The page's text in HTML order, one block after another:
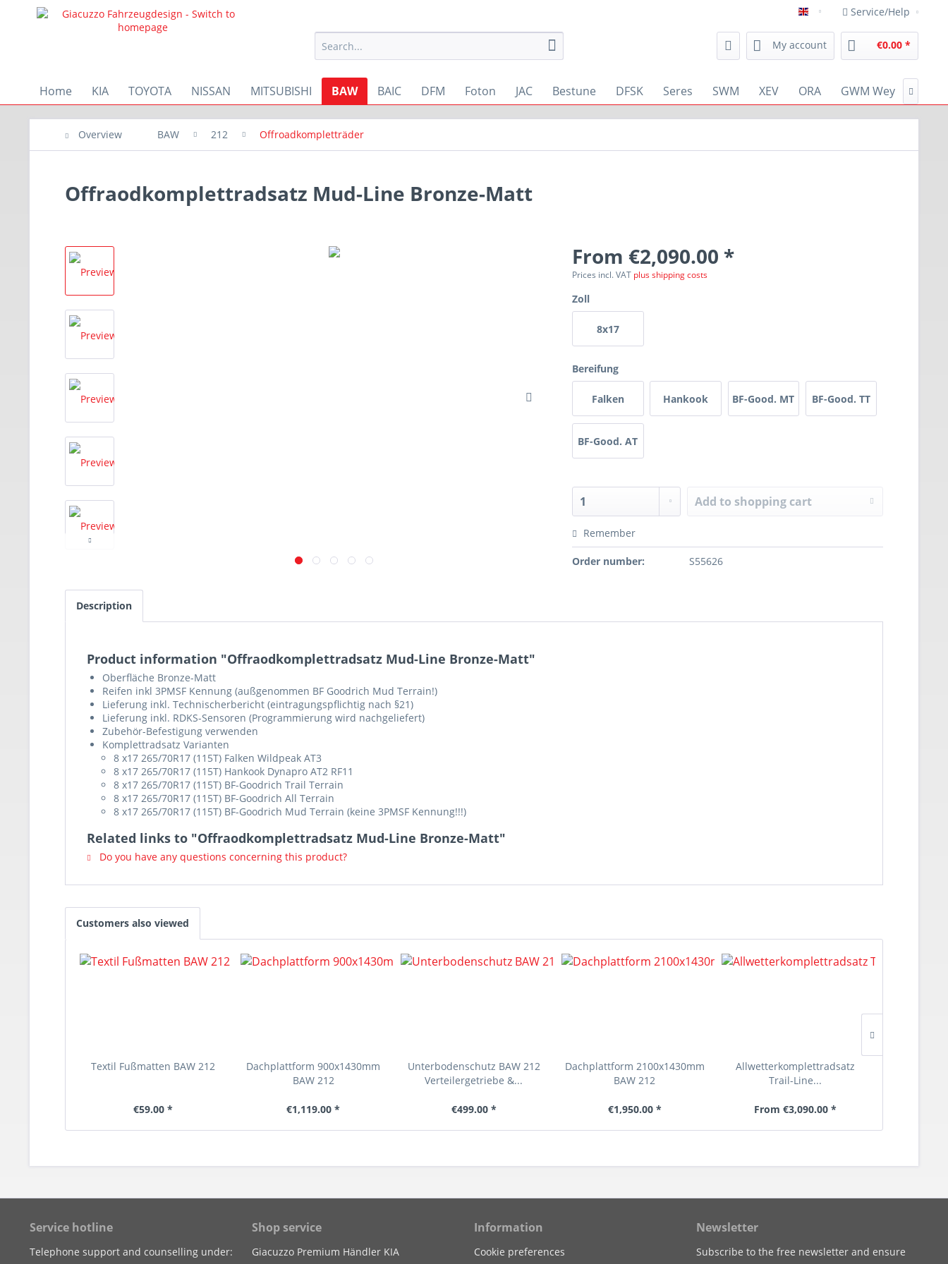
english Service/Help
My account €0.00 *
Home KIA TOYOTA NISSAN MITSUBISHI BAW BAIC DFM Foton JAC Bestune DFSK Seres SWM XEV ORA GWM Wey 
Overview BAW 212 Offroadkompletträder
Offraodkomplettradsatz Mud-Line Bronze-Matt
From €2,090.00 *
Prices incl. VAT plus shipping costs
Zoll
8x17
Bereifung
Falken Hankook BF-Good. MT BF-Good. TT
BF-Good. AT
Add to shopping cart
Remember
Order number: S55626
Description
Product information "Offraodkomplettradsatz Mud-Line Bronze-Matt"
Oberfläche Bronze-Matt
Reifen inkl 3PMSF Kennung (außgenommen BF Goodrich Mud Terrain!)
Lieferung inkl. Technischerbericht (eintragungspflichtig nach §21)
Lieferung inkl. RDKS-Sensoren (Programmierung wird nachgeliefert)
Zubehör-Befestigung verwenden
Komplettradsatz Varianten
8 x17 265/70R17 (115T) Falken Wildpeak AT3
8 x17 265/70R17 (115T) Hankook Dynapro AT2 RF11
8 x17 265/70R17 (115T) BF-Goodrich Trail Terrain
8 x17 265/70R17 (115T) BF-Goodrich All Terrain
8 x17 265/70R17 (115T) BF-Goodrich Mud Terrain (keine 3PMSF Kennung!!!)
Related links to "Offraodkomplettradsatz Mud-Line Bronze-Matt"
Do you have any questions concerning this product?
Customers also viewed
Textil Fußmatten BAW 212
€59.00 *
Dachplattform 900x1430mm
BAW 212
€1,119.00 *
Unterbodenschutz BAW 212
Verteilergetriebe &...
€499.00 *
Dachplattform 2100x1430mm
BAW 212
€1,950.00 *
Allwetterkomplettradsatz
Trail-Line...
From €3,090.00 *
Service hotline
Telephone support and counselling under:
Shop service
Giacuzzo Premium Händler KIA
Information
Cookie preferences
Newsletter
Subscribe to the free newsletter and ensure